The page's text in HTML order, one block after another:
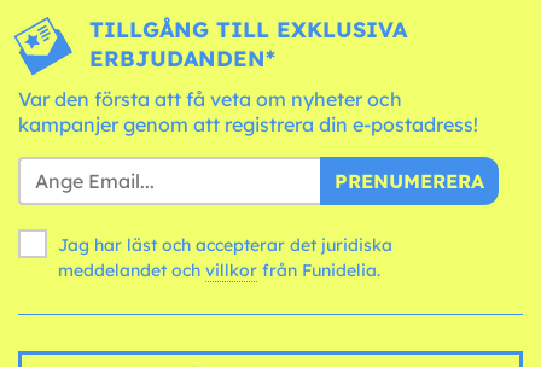
TILLGÅNG TILL EXKLUSIVA
ERBJUDANDEN*
Var den första att få veta om nyheter och
kampanjer genom att registrera din e-postadress!
PRENUMERERA
Jag har läst och accepterar det juridiska
meddelandet och villkor från Funidelia.